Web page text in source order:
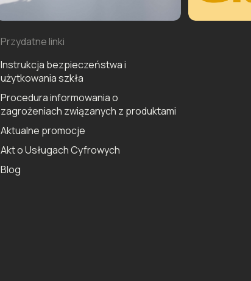
Przydatne linki
Instrukcja bezpieczeństwa i
użytkowania szkła
Procedura informowania o
zagrożeniach związanych z produktami
Aktualne promocje
Akt o Usługach Cyfrowych
Blog